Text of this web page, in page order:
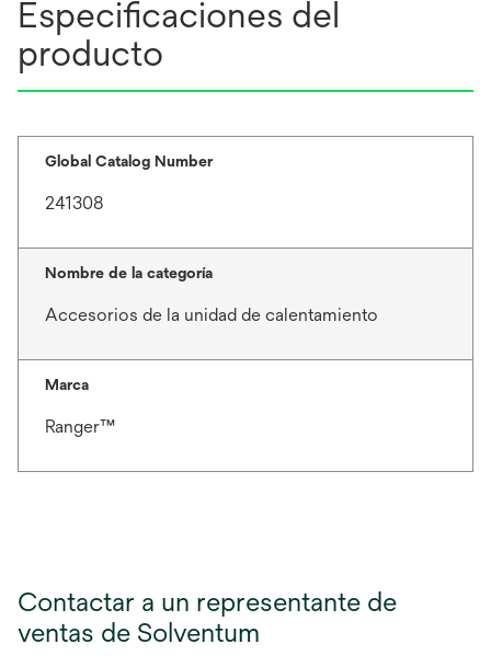
Especificaciones del
producto
Global Catalog Number
241308
Nombre de la categoría
Accesorios de la unidad de calentamiento
Marca
Ranger™
Contactar a un representante de
ventas de Solventum